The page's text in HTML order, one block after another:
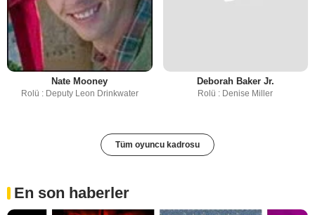
Nate Mooney
Rolü : Deputy Leon Drinkwater
Deborah Baker Jr.
Rolü : Denise Miller
Tüm oyuncu kadrosu
En son haberler